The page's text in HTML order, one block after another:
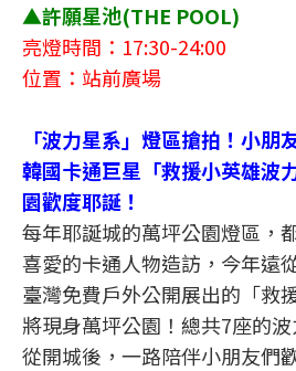
▲許願星池(THE POOL)
亮燈時間：17:30-24:00
位置：站前廣場
「波力星系」燈區搶拍！小朋
韓國卡通巨星「救援小英雄波
園歡度耶誕！
每年耶誕城的萬坪公園燈區，
喜愛的卡通人物造訪，今年遠
臺灣免費戶外公開展出的「救
將現身萬坪公園！總共7座的
從開城後，一路陪伴小朋友們